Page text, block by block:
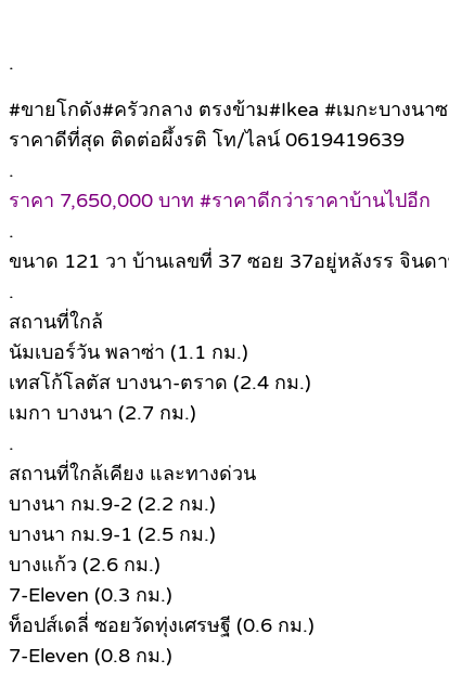
.
#ขายโกดัง#ครัวกลาง ตรงข้าม#Ikea #เมกะบางน
ราคาดีที่สุด ติดต่อผึ้งรติ โท/ไลน์ 0619419639
.
ราคา 7,650,000 บาท #ราคาดีกว่าราคาบ้านไปอีก
.
ขนาด 121 วา บ้านเลขที่ 37 ซอย 37อยู่หลังรร จินด
.
สถานที่ใกล้
นัมเบอร์วัน พลาซ่า (1.1 กม.)
เทสโก้โลตัส บางนา-ตราด (2.4 กม.)
เมกา บางนา (2.7 กม.)
.
สถานที่ใกล้เคียง และทางด่วน
บางนา กม.9-2 (2.2 กม.)
บางนา กม.9-1 (2.5 กม.)
บางแก้ว (2.6 กม.)
7-Eleven (0.3 กม.)
ท็อปส์เดลี่ ซอยวัดทุ่งเศรษฐี (0.6 กม.)
7-Eleven (0.8 กม.)